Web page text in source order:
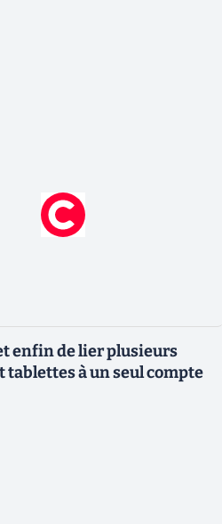
enfin de lier plusieurs
tablettes à un seul compte